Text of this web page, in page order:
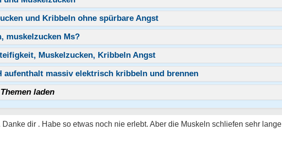
und Kribbeln ohne spürbare Angst
muskelzucken Ms?
Muskelzucken, Kribbeln Angst
aufenthalt massiv elektrisch kribbeln und brennen
laden
dir . Habe so etwas noch nie erlebt. Aber die Muskeln schliefen sehr lange